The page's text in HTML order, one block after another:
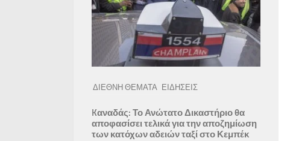
ΔΙΕΘΝΗ ΘΕΜΑΤΑ ΕΙΔΗΣΕΙΣ
Kαναδάς: Το Ανώτατο Δικαστήριο θα
αποφασίσει τελικά για την αποζημίωση
των κατόχων αδειών ταξί στο Κεμπέκ